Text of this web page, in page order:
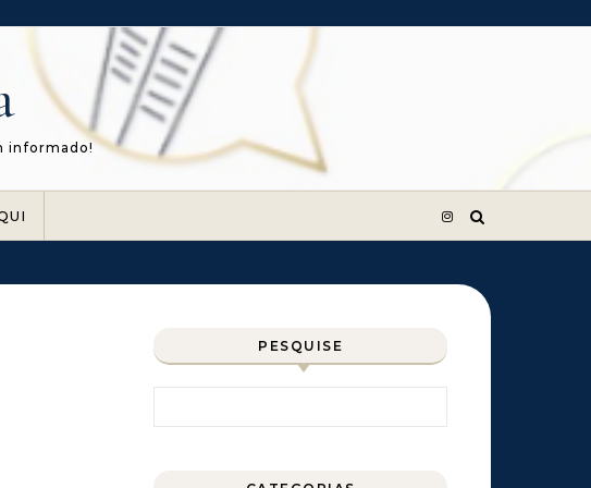
informado!
PESQUISE